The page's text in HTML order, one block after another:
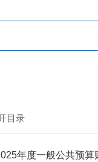
目录
年度一般公共预算